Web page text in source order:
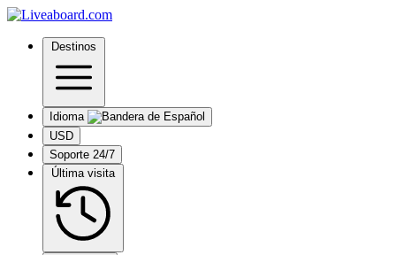
Destinos
Idioma
USD
Soporte 24/7
Última visita